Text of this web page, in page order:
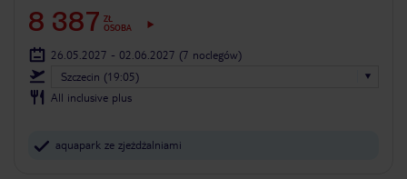
8 387 ZŁ
OSOBA
26.05.2027 - 02.06.2027 (7 noclegów)
Szczecin (19:05)
All inclusive plus
aquapark ze zjeżdżalniami